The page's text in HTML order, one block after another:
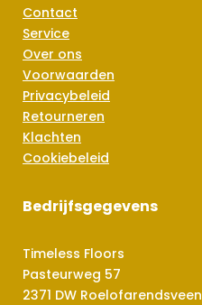
Contact
Service
Over ons
Voorwaarden
Privacybeleid
Retourneren
Klachten
Cookiebeleid
Bedrijfsgegevens
Timeless Floors
Pasteurweg 57
2371 DW Roelofarendsveen